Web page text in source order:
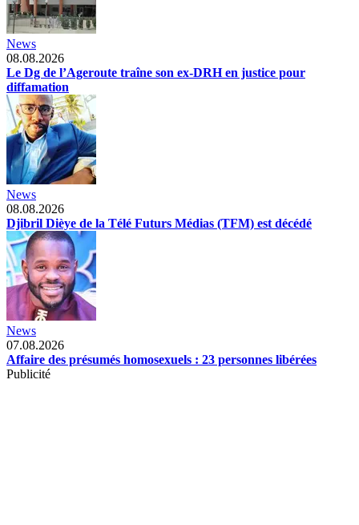
News
08.08.2026
Le Dg de l’Ageroute traîne son ex-DRH en justice pour
diffamation
News
08.08.2026
Djibril Dièye de la Télé Futurs Médias (TFM) est décédé
News
07.08.2026
Affaire des présumés homosexuels : 23 personnes libérées
Publicité